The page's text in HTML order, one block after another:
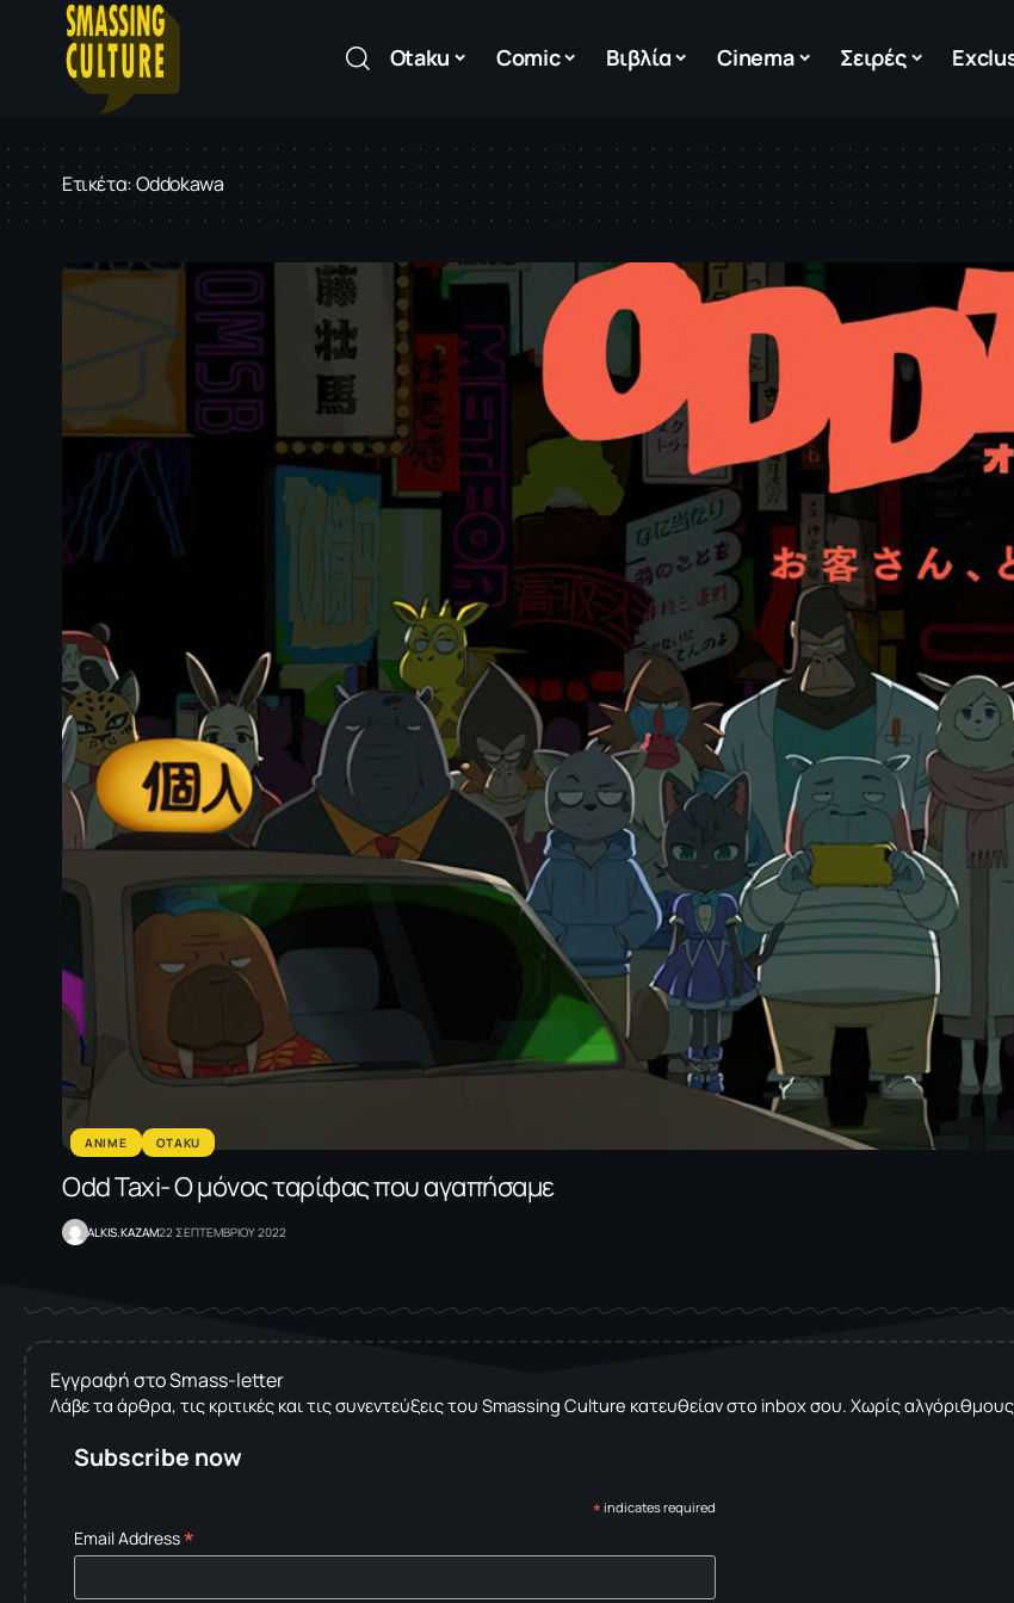
Otaku Comic Βιβλία Cinema Σειρές
Ετικέτα:Oddokawa
ANIME OTAKU
Odd Taxi- Ο μόνος ταρίφας που αγαπήσαμε
ALKIS.KAZAM22 ΣΕΠΤΕΜΒΡΙΟΥ 2022
Εγγραφή στο Smass-letter
Λάβε τα άρθρα, τις κριτικές και τις συνεντεύξεις του Smassing Culture κατευθείαν στο inbox σου. Χωρίς
Subscribe now
* indicates required
Email Address*